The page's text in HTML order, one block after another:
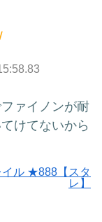
ァイノンが耐
けてないから
イル ★888【スタ
レ】